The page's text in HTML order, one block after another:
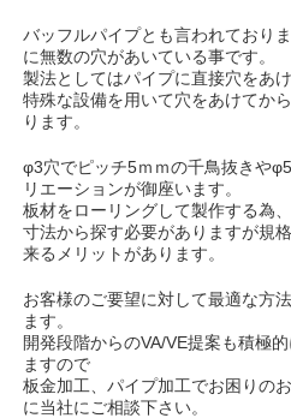
バッフルパイプとも言われており
に無数の穴があいている事です。
製法としてはパイプに直接穴をあ
特殊な設備を用いて穴をあけてか
ります。
φ3穴でピッチ5ｍｍの千鳥抜きや
リエーションが御座います。
板材をローリングして製作する為
寸法から探す必要がありますが規
来るメリットがあります。
お客様のご要望に対して最適な方
ます。
開発段階からのVA/VE提案も積極
ますので
板金加工、パイプ加工でお困りの
に当社にご相談下さい。